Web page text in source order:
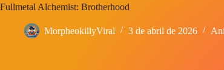
Fullmetal Alchemist: Brotherhood
MorpheokillyViral 3 de abril de 2026